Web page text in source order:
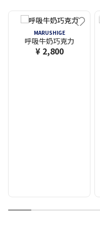
MARUSHIGE
呼吸牛奶巧克力
¥ 2,800
1 2 3 4